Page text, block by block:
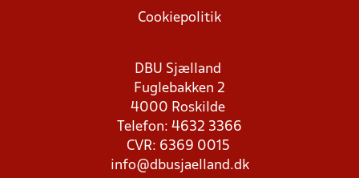
Cookiepolitik
DBU Sjælland
Fuglebakken 2
4000 Roskilde
Telefon: 4632 3366
CVR: 6369 0015
info@dbusjaelland.dk